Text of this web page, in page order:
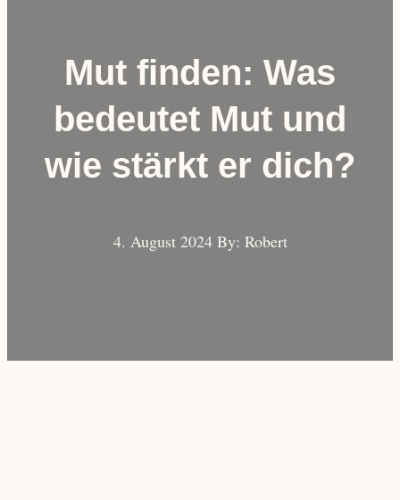
Mut finden: Was
bedeutet Mut und
wie stärkt er dich?
4. August 2024 By: Robert